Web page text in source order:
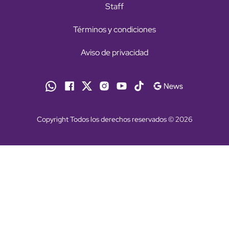
Staff
Términos y condiciones
Aviso de privacidad
Copyright Todos los derechos reservados © 2026